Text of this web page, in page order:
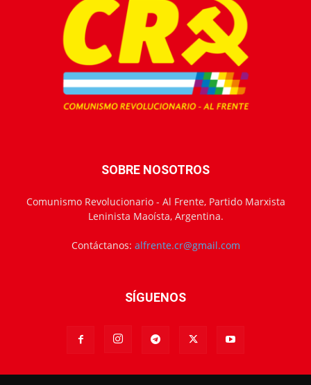
SOBRE NOSOTROS
Comunismo Revolucionario - Al Frente, Partido Marxista
Leninista Maoísta, Argentina.
Contáctanos: alfrente.cr@gmail.com
SÍGUENOS